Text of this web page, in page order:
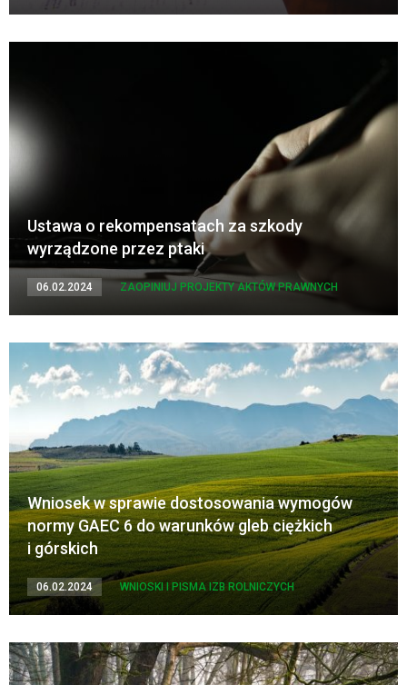
Ustawa o rekompensatach za szkody
wyrządzone przez ptaki
06.02.2024 ZAOPINIUJ PROJEKTY AKTÓW PRAWNYCH
Wniosek w sprawie dostosowania wymogów
normy GAEC 6 do warunków gleb ciężkich
i górskich
06.02.2024 WNIOSKI I PISMA IZB ROLNICZYCH